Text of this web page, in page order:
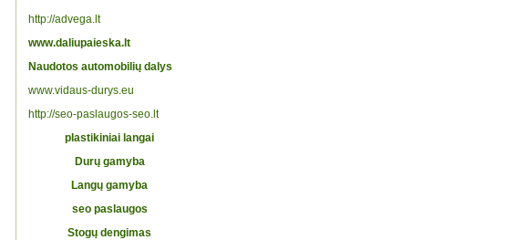
http://advega.lt
www.daliupaieska.lt
Naudotos automobilių dalys
www.vidaus-durys.eu
http://seo-paslaugos-seo.lt
plastikiniai langai
Durų gamyba
Langų gamyba
seo paslaugos
Stogų dengimas